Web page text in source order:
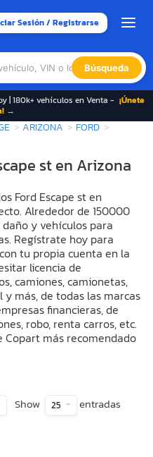
Sesión / Registrarse
Búsqueda
| 180k+ vehículos en Venta - ¡Únete
→
ARIZONA
FORD
st en Arizona
Ford Escape st en
Alrededor de 150000
y vehículos para
Regístrate hoy para
tu propia cuenta en la
licencia de
camiones, camionetas,
más, de todas las marcas
financieras, de
robo, renta carros, etc.
Copart más recomendado
Show 25 entradas